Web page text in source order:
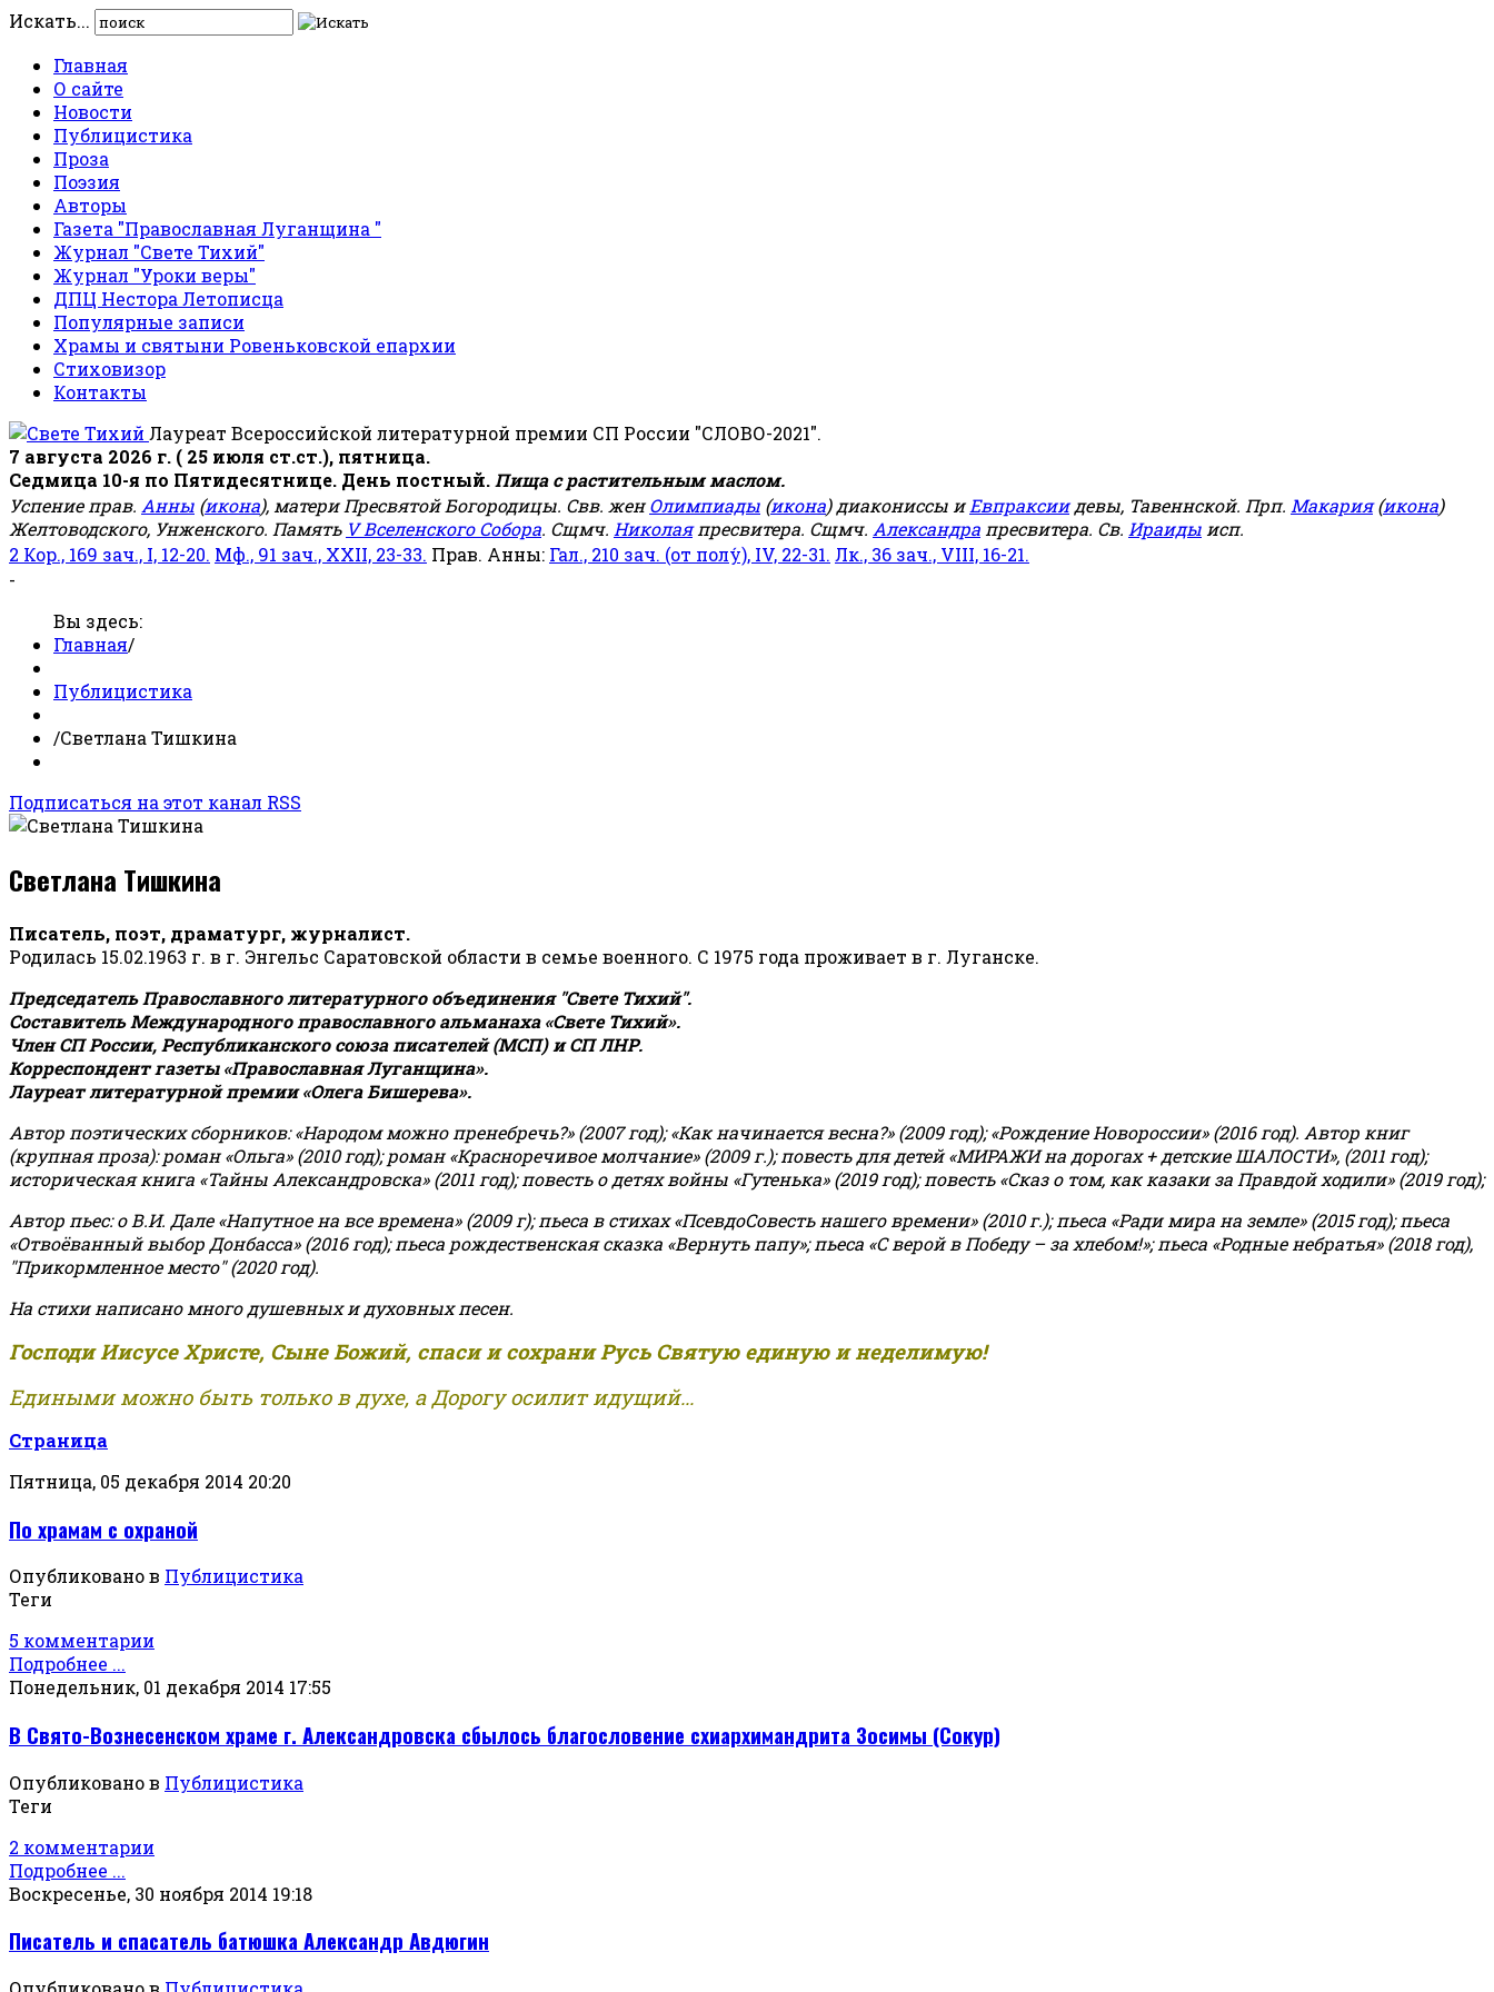
Искать...
Главная
О сайте
Новости
Публицистика
Проза
Поэзия
Авторы
Газета "Православная Луганщина "
Журнал "Свете Тихий"
Журнал "Уроки веры"
ДПЦ Нестора Летописца
Популярные записи
Храмы и святыни Ровеньковской епархии
Стиховизор
Контакты
Лауреат Всероссийской литературной премии СП России "СЛОВО-2021".
7 августа 2026 г. ( 25 июля ст.ст.), пятница.
Седмица 10-я по Пятидесятнице. День постный. Пища с растительным маслом.
Успение прав. Анны (икона), матери Пресвятой Богородицы. Свв. женОлимпиады (икона) диакониссы иЕвпраксиидевы, Тавеннской. Прп. Макария(икона)
Желтоводского, Унженского. Память V Вселенского Собора. Сщмч. Николаяпресвитера. Сщмч. Александра пресвитера. Св. Ираиды исп.
2 Кор., 169 зач., I, 12-20. Мф., 91 зач., XXII, 23-33. Прав. Анны: Гал., 210 зач. (от полу́), IV, 22-31. Лк., 36 зач., VIII, 16-21.
-
Вы здесь:
Главная/
Публицистика
/Светлана Тишкина
Подписаться на этот канал RSS
Светлана Тишкина
Писатель, поэт, драматург, журналист.
Родилась 15.02.1963 г. в г. Энгельс Саратовской области в семье военного. С 1975 года проживает в г. Луганске.
Председатель Православного литературного объединения "Свете Тихий".
Составитель Международного православного альманаха «Свете Тихий».
Член СП России, Республиканского союза писателей (МСП) и СП ЛНР.
Корреспондент газеты «Православная Луганщина».
Лауреат литературной премии «Олега Бишерева».
Автор поэтических сборников: «Народом можно пренебречь?» (2007 год); «Как начинается весна?» (2009 год); «Рождение Новороссии» (2016 год). Автор книг
(крупная проза): роман «Ольга» (2010 год); роман «Красноречивое молчание» (2009 г.); повесть для детей «МИРАЖИ на дорогах + детские ШАЛОСТИ», (2011 год);
историческая книга «Тайны Александровска» (2011 год); повесть о детях войны «Гутенька» (2019 год); повесть «Сказ о том, как казаки за Правдой ходили» (2019 год);
Автор пьес: о В.И. Дале «Напутное на все времена» (2009 г); пьеса в стихах «ПсевдоСовесть нашего времени» (2010 г.); пьеса «Ради мира на земле» (2015 год); пьеса
«Отвоёванный выбор Донбасса» (2016 год); пьеса рождественская сказка «Вернуть папу»; пьеса «С верой в Победу – за хлебом!»;пьеса «Родные небратья» (2018 год),
"Прикормленное место" (2020 год).
На стихи написано много душевных и духовных песен.
Господи Иисусе Христе, Сыне Божий, спаси и сохрани Русь Святую единую и неделимую!
Едиными можно быть только в духе, а Дорогу осилит идущий...
Страница
Пятница, 05 декабря 2014 20:20
По храмам с охраной
Опубликовано в Публицистика
Теги
5 комментарии
Подробнее ...
Понедельник, 01 декабря 2014 17:55
В Свято-Вознесенском храме г. Александровска сбылось благословение схиархимандрита Зосимы (Сокур)
Опубликовано в Публицистика
Теги
2 комментарии
Подробнее ...
Воскресенье, 30 ноября 2014 19:18
Писатель и спасатель батюшка Александр Авдюгин